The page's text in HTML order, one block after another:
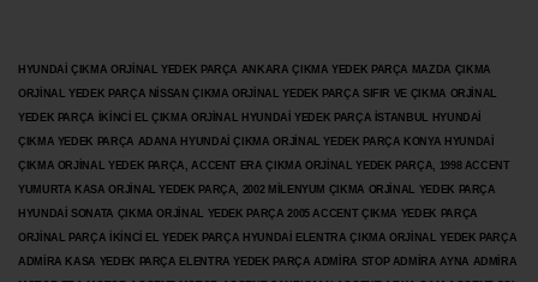
HYUNDAİ ÇIKMA ORJİNAL YEDEK PARÇA ANKARA ÇIKMA YEDEK PARÇA MAZDA ÇIKMA
ORJİNAL YEDEK PARÇA NİSSAN ÇIKMA ORJİNAL YEDEK PARÇA SIFIR VE ÇIKMA ORJİNAL
YEDEK PARÇA İKİNCİ EL ÇIKMA ORJİNAL HYUNDAİ YEDEK PARÇA İSTANBUL HYUNDAİ
ÇIKMA YEDEK PARÇA ADANA HYUNDAİ ÇIKMA ORJİNAL YEDEK PARÇA KONYA HYUNDAİ
ÇIKMA ORJİNAL YEDEK PARÇA, ACCENT ERA ÇIKMA ORJİNAL YEDEK PARÇA, 1998 ACCENT
YUMURTA KASA ORJİNAL YEDEK PARÇA, 2002 MİLENYUM ÇIKMA ORJİNAL YEDEK PARÇA
HYUNDAİ SONATA ÇIKMA ORJİNAL YEDEK PARÇA 2005 ACCENT ÇIKMA YEDEK PARÇA
ORJİNAL PARÇA İKİNCİ EL YEDEK PARÇA HYUNDAİ ELENTRA ÇIKMA ORJİNAL YEDEK PARÇA
ADMİRA KASA YEDEK PARÇA ELENTRA YEDEK PARÇA ADMİRA STOP ADMİRA AYNA ADMİRA